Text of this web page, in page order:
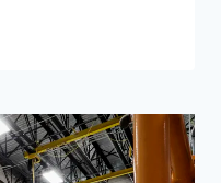
SESCO/BBM